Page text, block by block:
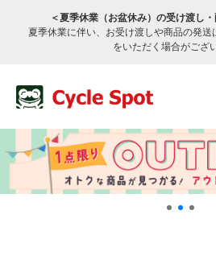
＜夏季休業（お盆休み）の受け渡し
夏季休業に伴い、お受け渡しや商品の発送
をいただく場合がござ